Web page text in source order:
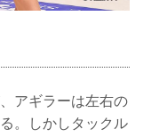
アギラーは左右の
。しかしタックル